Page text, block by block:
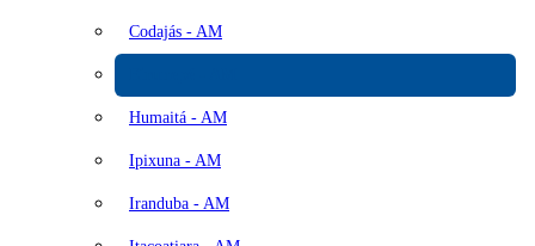
Codajás - AM
Humaitá - AM
Ipixuna - AM
Iranduba - AM